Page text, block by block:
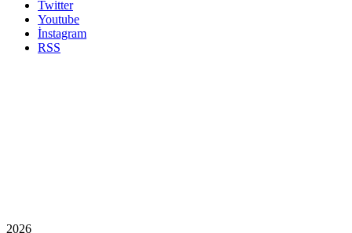
Twitter
Youtube
İnstagram
RSS
2026